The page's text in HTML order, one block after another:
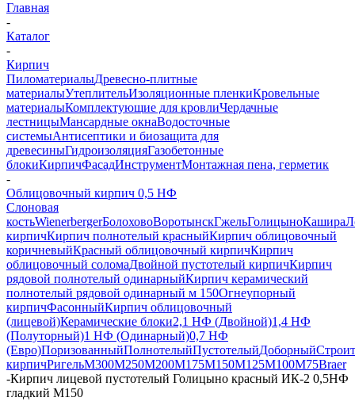
Главная
-
Каталог
-
Кирпич
ПиломатериалыДревесно-плитные
материалыУтеплительИзоляционные пленкиКровельные
материалыКомплектующие для кровлиЧердачные
лестницыМансардные окнаВодосточные
системыАнтисептики и биозащита для
древесиныГидроизоляцияГазобетонные
блокиКирпичФасадИнструментМонтажная пена, герметик
-
Облицовочный кирпич 0,5 НФ
Слоновая
костьWienerbergerБолоховоВоротынскГжельГолицыноКашира
кирпичКирпич полнотелый красныйКирпич облицовочный
коричневыйКрасный облицовочный кирпичКирпич
облицовочный соломаДвойной пустотелый кирпичКирпич
рядовой полнотелый одинарныйКирпич керамический
полнотелый рядовой одинарный м 150Огнеупорный
кирпичФасонныйКирпич облицовочный
(лицевой)Керамические блоки2,1 НФ (Двойной)1,4 НФ
(Полуторный)1 НФ (Одинарный)0,7 НФ
(Евро)ПоризованныйПолнотелыйПустотелыйДоборный
кирпичРигельМ300М250М200М175М150М125М100М75Braer
-Кирпич лицевой пустотелый Голицыно красный ИК-2 0,5НФ
гладкий М150